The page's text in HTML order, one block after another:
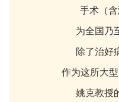
手术（
为全国乃
除了治好
作为这所大
姚克教授